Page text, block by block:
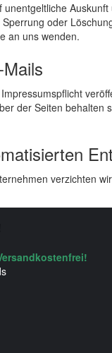
oder
an uns wenden.
der Seiten
verzichten